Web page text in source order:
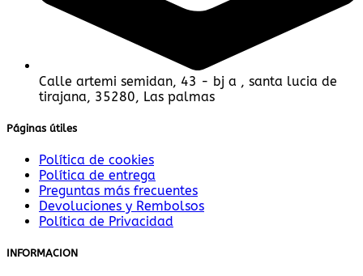
Calle artemi semidan, 43 - bj a , santa lucia de
tirajana, 35280, Las palmas
Páginas útiles
Política de cookies
Política de entrega
Preguntas más frecuentes
Devoluciones y Rembolsos
Política de Privacidad
INFORMACION